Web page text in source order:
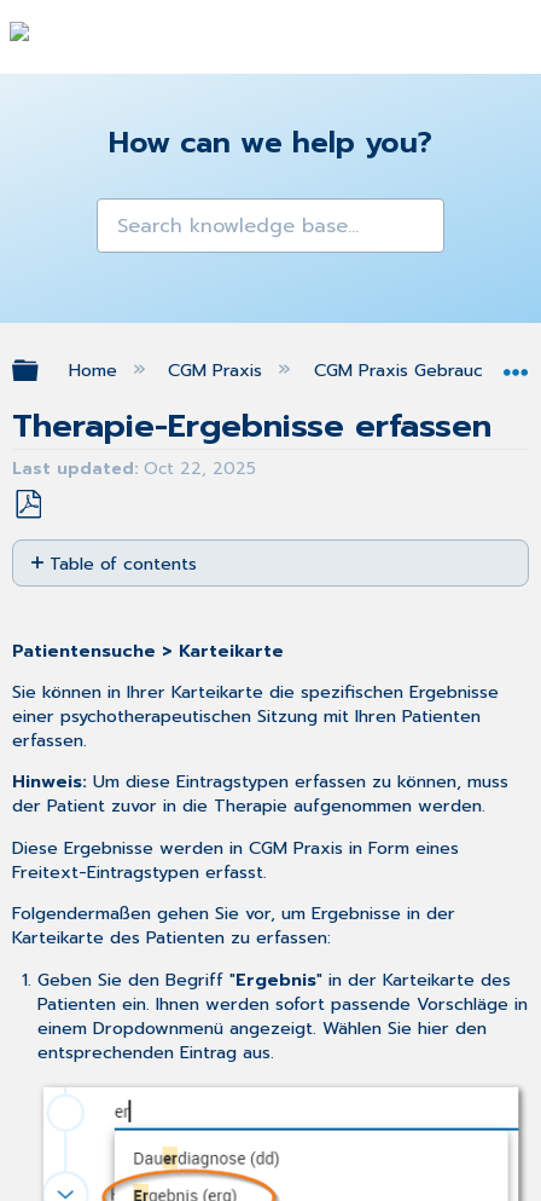
How can we help you?
Expand/collapse global hierarchy
Home CGM Praxis CGM Praxis
Therapie-Ergebnisse erfassen
Last updated Oct 22, 2025
Save
as
PDF
Table of contents
No
Patientensuche > Karteikarte
Sie können in Ihrer Karteikarte die spezifischen Ergebnisse
einer psychotherapeutischen Sitzung mit Ihren Patienten
erfassen.
Hinweis:Um diese Eintragstypen erfassen zu können, muss
der Patient zuvor in die Therapie aufgenommen werden.
Diese Ergebnisse werden in CGM Praxis in Form eines
Freitext-Eintragstypen erfasst.
Folgendermaßen gehen Sie vor, um Ergebnisse in der
Karteikarte des Patienten zu erfassen:
Geben Sie den Begriff "Ergebnis" in der Karteikarte des
Patienten ein. Ihnen werden sofort passende Vorschläge in
einem Dropdownmenü angezeigt. Wählen Sie hier den
entsprechenden Eintrag aus.